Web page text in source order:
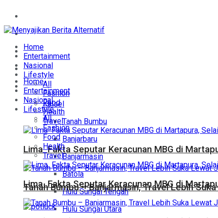
Entertainment
Nasional
Lifestyle
Daerah
Kalsel
Tanah Bumbu
Banjarbaru
Banjarmasin
Batola
Hulu Sungai Tengah
Hulu Sungai Utara
Home
Entertainment
Nasional
Lifestyle
All
Fashion
Food
Health
Travel
Lima Fakta Seputar Keracunan MBG di
Tanah Bumbu – Banjarmasin, Travel Lebih
Home
Entertainment
Nasional
Lifestyle
All
Fashion
Food
Health
Travel
Lima Fakta Seputar Keracunan MBG di